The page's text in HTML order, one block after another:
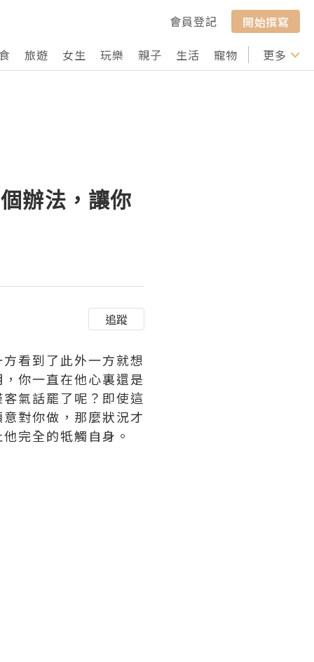
會員登記
開始撰寫
旅遊 女生 玩樂 親子 生活 寵物 行山 打卡
更多
辦法，讓你
追蹤
看到了此外一方就想
你一直在他心裏還是
氣話罷了呢？即使這
對你做，那麼狀況才
完全的牴觸自身。